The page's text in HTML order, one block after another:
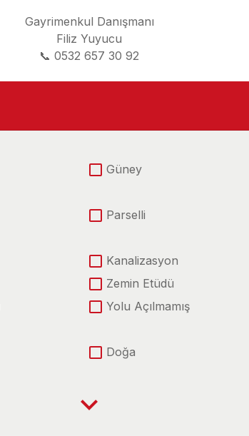
Gayrimenkul Danışmanı
Filiz Yuyucu
📞 0532 657 30 92
Güney
Parselli
Kanalizasyon
Zemin Etüdü
Yolu Açılmamış
Doğa